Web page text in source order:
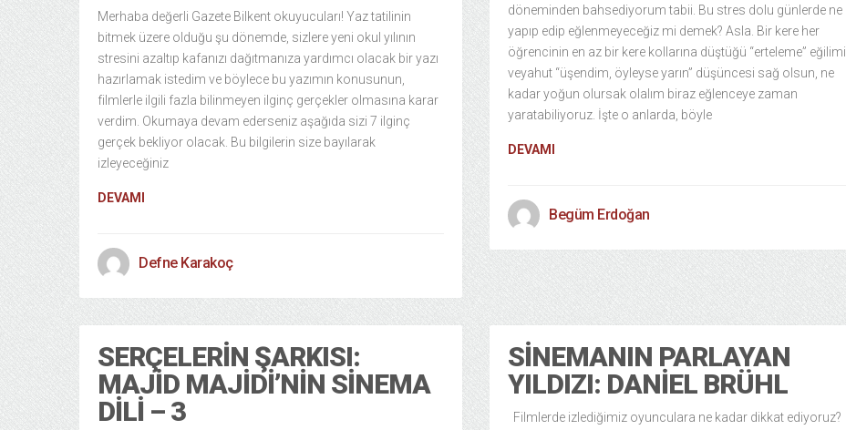
Merhaba değerli Gazete Bilkent okuyucuları! Yaz tatilinin
bitmek üzere olduğu şu dönemde, sizlere yeni okul yılının
stresini azaltıp kafanızı dağıtmanıza yardımcı olacak bir yazı
hazırlamak istedim ve böylece bu yazımın konusunun,
filmlerle ilgili fazla bilinmeyen ilginç gerçekler olmasına karar
verdim. Okumaya devam ederseniz aşağıda sizi 7 ilginç
gerçek bekliyor olacak. Bu bilgilerin size bayılarak
izleyeceğiniz
DEVAMI
Defne Karakoç
döneminden bahsediyorum tabii. Bu stres dolu günlerde ne
yapıp edip eğlenmeyeceğiz mi demek? Asla. Bir kere her
öğrencinin en az bir kere kollarına düştüğü “erteleme” eğilimi
veyahut “üşendim, öyleyse yarın” düşüncesi sağ olsun, ne
kadar yoğun olursak olalım biraz eğlenceye zaman
yaratabiliyoruz. İşte o anlarda, böyle
DEVAMI
Begüm Erdoğan
SERÇELERIN ŞARKISI:
MAJID MAJIDI’NIN SINEMA
DILI – 3
SINEMANIN PARLAYAN
YILDIZI: DANIEL BRÜHL
Filmlerde izlediğimiz oyunculara ne kadar dikkat ediyoruz?